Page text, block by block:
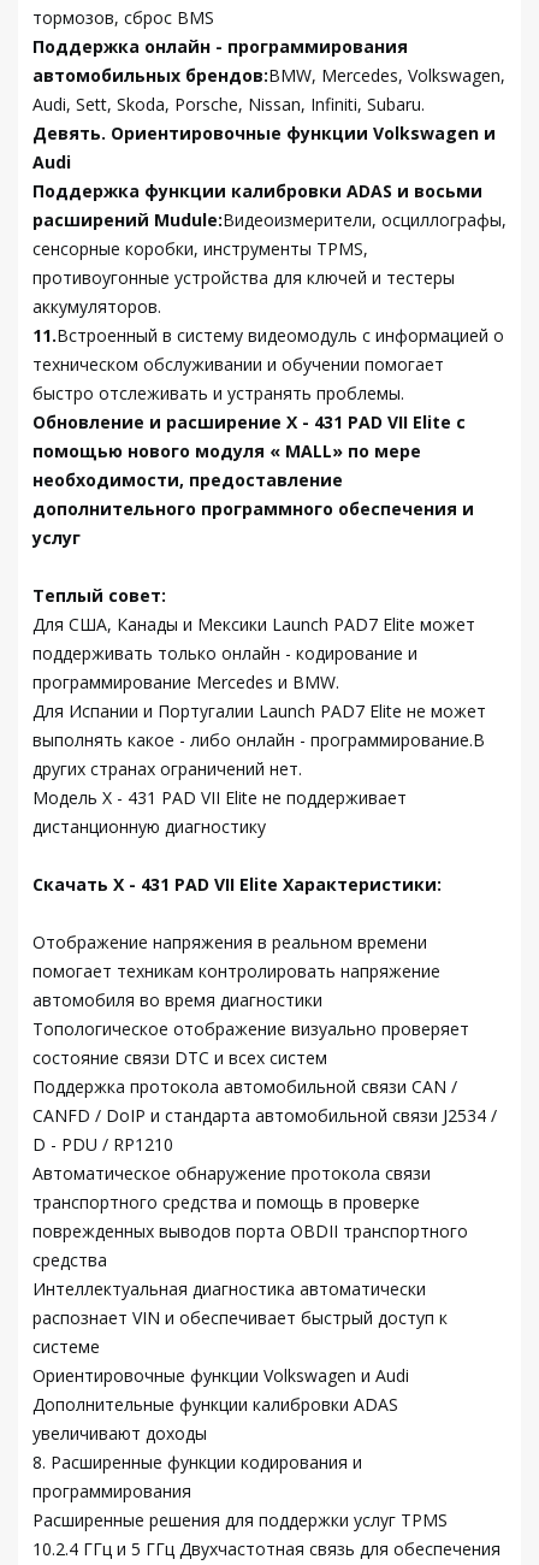
тормозов, сброс BMS
Поддержка онлайн - программирования
автомобильных брендов:BMW, Mercedes, Volkswagen,
Audi, Sett, Skoda, Porsche, Nissan, Infiniti, Subaru.
Девять. Ориентировочные функции Volkswagen и
Audi
Поддержка функции калибровки ADAS и восьми
расширений Mudule:Видеоизмерители, осциллографы,
сенсорные коробки, инструменты TPMS,
противоугонные устройства для ключей и тестеры
аккумуляторов.
11.Встроенный в систему видеомодуль с информацией о
техническом обслуживании и обучении помогает
быстро отслеживать и устранять проблемы.
Обновление и расширение X - 431 PAD VII Elite с
помощью нового модуля « MALL» по мере
необходимости, предоставление
дополнительного программного обеспечения и
услуг
Теплый совет:
Для США, Канады и Мексики Launch PAD7 Elite может
поддерживать только онлайн - кодирование и
программирование Mercedes и BMW.
Для Испании и Португалии Launch PAD7 Elite не может
выполнять какое - либо онлайн - программирование.В
других странах ограничений нет.
Модель X - 431 PAD VII Elite не поддерживает
дистанционную диагностику
Скачать X - 431 PAD VII Elite Характеристики:
Отображение напряжения в реальном времени
помогает техникам контролировать напряжение
автомобиля во время диагностики
Топологическое отображение визуально проверяет
состояние связи DTC и всех систем
Поддержка протокола автомобильной связи CAN /
CANFD / DoIP и стандарта автомобильной связи J2534 /
D - PDU / RP1210
Автоматическое обнаружение протокола связи
транспортного средства и помощь в проверке
поврежденных выводов порта OBDII транспортного
средства
Интеллектуальная диагностика автоматически
распознает VIN и обеспечивает быстрый доступ к
системе
Ориентировочные функции Volkswagen и Audi
Дополнительные функции калибровки ADAS
увеличивают доходы
8. Расширенные функции кодирования и
программирования
Расширенные решения для поддержки услуг TPMS
10.2.4 ГГц и 5 ГГц Двухчастотная связь для обеспечения